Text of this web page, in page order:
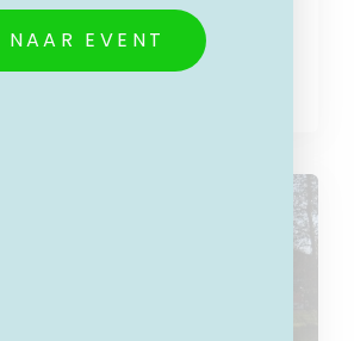
Wheel Genk Op 11 mei werd 2GO
door Inner Wheel Genk om
NAAR EVENT